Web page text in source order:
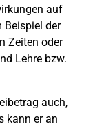
auf
Beispiel der
Zeiten oder
Lehre bzw.
auch,
kann er an